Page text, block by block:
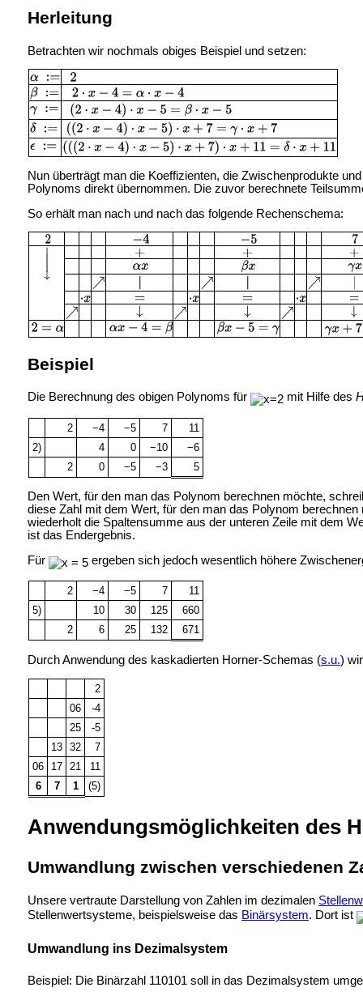
Herleitung
Betrachten wir nochmals obiges Beispiel und setzen:
Nun überträgt man die Koeffizienten, die Zwischenprodukte
Polynoms direkt übernommen. Die zuvor berechnete
So erhält man nach und nach das folgende Rechenschema:
Beispiel
Die Berechnung des obigen Polynoms für mit Hilfe des
2 −4 −5 7
11
2)
4 0 −10
−6
2
0 −5 −3 5
Den Wert, für den man das Polynom berechnen möchte,
diese Zahl mit dem Wert, für den man das Polynom
wiederholt die Spaltensumme aus der unteren Zeile mit dem
ist das Endergebnis.
Für
ergeben sich jedoch wesentlich höhere
2 −4 −5 7
11
5)
10 30 125
660
2
6 25 132 671
Durch Anwendung des kaskadierten Horner-Schemas (s.u.)
2
06
-4
25
-5
13
32
7
06
17 21
11
6
7 1 (5)
Anwendungsmöglichkeiten des
Umwandlung zwischen verschiedenen
Unsere vertraute Darstellung von Zahlen im dezimalen
Stellenwertsysteme, beispielsweise das Binärsystem. Dort ist
Umwandlung ins Dezimalsystem
Beispiel: Die Binärzahl 110101 soll in das Dezimalsystem